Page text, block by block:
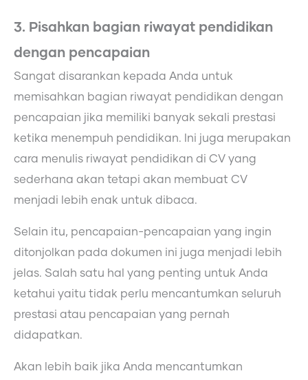
3. Pisahkan bagian riwayat pendidikan
dengan pencapaian
Sangat disarankan kepada Anda untuk
memisahkan bagian riwayat pendidikan dengan
pencapaian jika memiliki banyak sekali prestasi
ketika menempuh pendidikan. Ini juga merupakan
cara menulis riwayat pendidikan di CV yang
sederhana akan tetapi akan membuat CV
menjadi lebih enak untuk dibaca.
Selain itu, pencapaian-pencapaian yang ingin
ditonjolkan pada dokumen ini juga menjadi lebih
jelas. Salah satu hal yang penting untuk Anda
ketahui yaitu tidak perlu mencantumkan seluruh
prestasi atau pencapaian yang pernah
didapatkan.
Akan lebih baik jika Anda mencantumkan